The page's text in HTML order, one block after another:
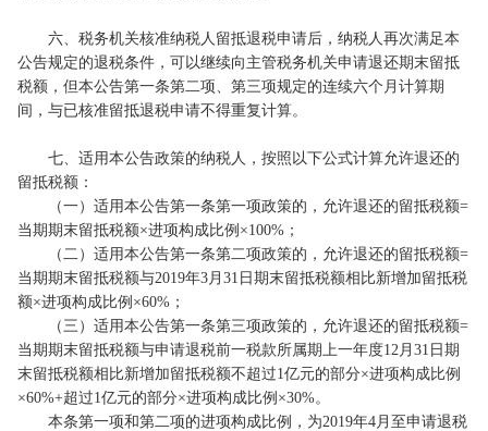
六、税务机关核准纳税人留抵退税申请后，纳税人再次满足本
公告规定的退税条件，可以继续向主管税务机关申请退还期末留抵
税额，但本公告第一条第二项、第三项规定的连续六个月计算期
间，与已核准留抵退税申请不得重复计算。
七、适用本公告政策的纳税人，按照以下公式计算允许退还的
留抵税额：
（一）适用本公告第一条第一项政策的，允许退还的留抵税额=
当期期末留抵税额×进项构成比例×100%；
（二）适用本公告第一条第二项政策的，允许退还的留抵税额=
当期期末留抵税额与2019年3月31日期末留抵税额相比新增加留抵税
额×进项构成比例×60%；
（三）适用本公告第一条第三项政策的，允许退还的留抵税额=
当期期末留抵税额与申请退税前一税款所属期上一年度12月31日期
末留抵税额相比新增加留抵税额不超过1亿元的部分×进项构成比例
×60%+超过1亿元的部分×进项构成比例×30%。
本条第一项和第二项的进项构成比例，为2019年4月至申请退税